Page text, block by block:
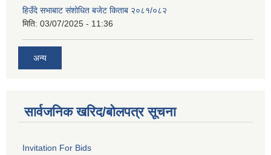
हिउँदे सभाबाट संशोधित बजेट किताब २०८१/०८२
मिति: 03/07/2025 - 11:36
अन्य
सार्वजनिक खरिद/बोलपत्र सूचना
Invitation For Bids